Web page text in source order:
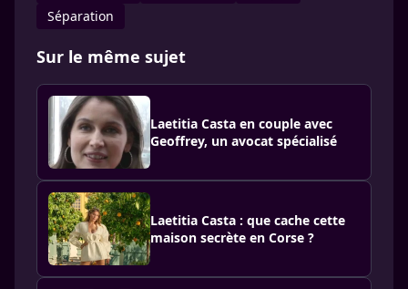
Séparation
Sur le même sujet
Laetitia Casta en couple avec
Geoffrey, un avocat spécialisé
Laetitia Casta : que cache cette
maison secrète en Corse ?